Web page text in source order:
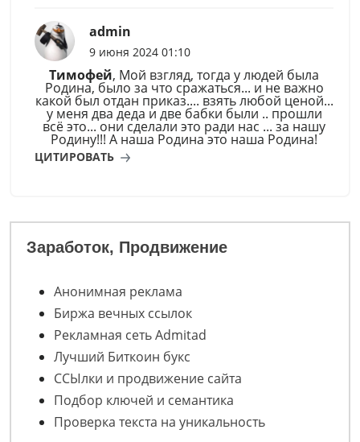
admin
9 июня 2024 01:10
Тимофей, Мой взгляд, тогда у людей была
Родина, было за что сражаться... и не важно
какой был отдан приказ.... взять любой ценой...
у меня два деда и две бабки были .. прошли
всё это... они сделали это ради нас ... за нашу
Родину!!! А наша Родина это наша Родина!
ЦИТИРОВАТЬ
Заработок, Продвижение
Анонимная реклама
Биржа вечных ссылок
Рекламная сеть Admitad
Лучший Биткоин букс
ССЫлки и продвижение сайта
Подбор ключей и семантика
Проверка текста на уникальность